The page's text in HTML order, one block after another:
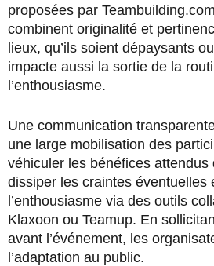
proposées par
combinent originalité et
lieux, qu’ils soient dépaysants
impacte aussi la sortie de la
l’enthousiasme.
Une communication
une large mobilisation des
véhiculer les bénéfices attendus
dissiper les craintes éventuelles
l’enthousiasme via des outils
Klaxoon ou Teamup. En
avant l’événement, les
l’adaptation au public.